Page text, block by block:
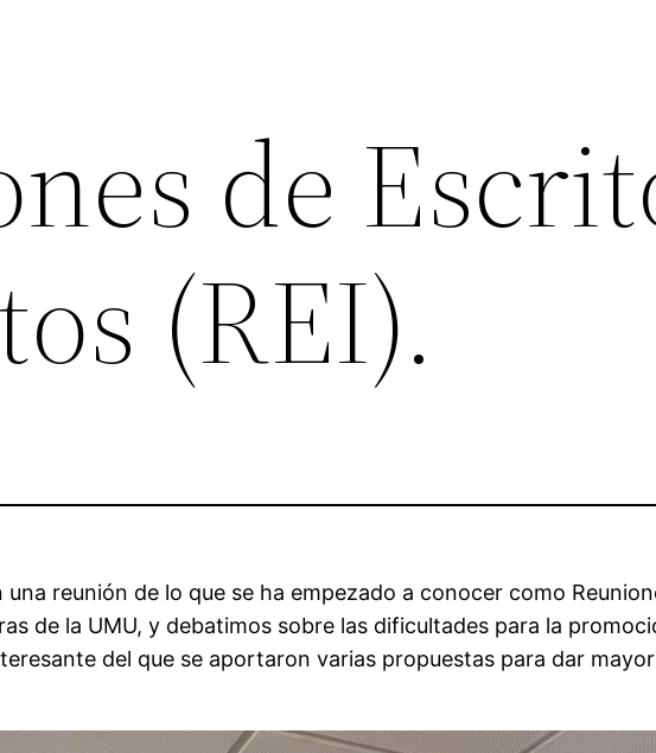
de
(REI).
reunión de lo que se ha empezado a conocer como
de la UMU, y debatimos sobre las dificultades para la
del que se aportaron varias propuestas para dar